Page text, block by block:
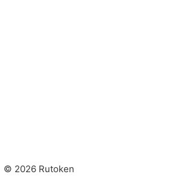
© 2026 Rutoken